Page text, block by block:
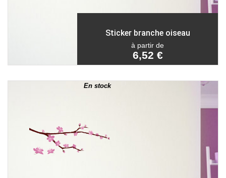
Sticker branche oiseau
à partir de
6,52 €
En stock